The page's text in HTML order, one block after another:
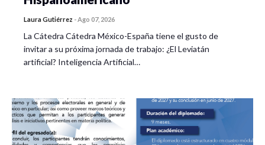
Laura Gutiérrez -Ago 07, 2026
La Cátedra Cátedra México-España tiene el gusto de
invitar a su próxima jornada de trabajo: ¿El Leviatán
artificial? Inteligencia Artificial…